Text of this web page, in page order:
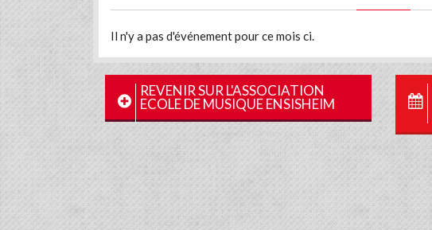
Il n'y a pas d'événement pour ce mois ci.
REVENIR SUR L'ASSOCIATION
ECOLE DE MUSIQUE ENSISHEIM